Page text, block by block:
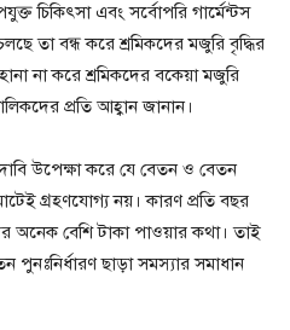
চিকিৎসা এবং সর্বোপরি গার্মেন্টস
তা বন্ধ করে শ্রমিকদের মজুরি বৃদ্ধির
না করে শ্রমিকদের বকেয়া মজুরি
প্রতি আহ্বান জানান।
উপেক্ষা করে যে বেতন ও বেতন
গ্রহণযোগ্য নয়। কারণ প্রতি বছর
অনেক বেশি টাকা পাওয়ার কথা। তাই
পুনঃনির্ধারণ ছাড়া সমস্যার সমাধান